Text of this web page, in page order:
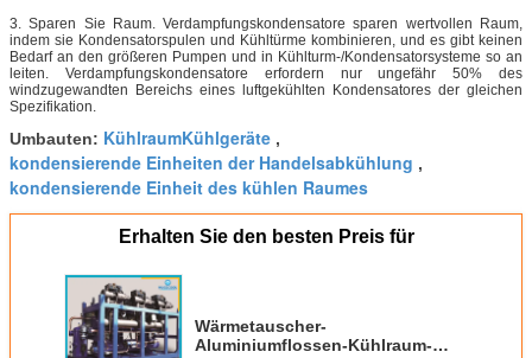
3. Sparen Sie Raum. Verdampfungskondensatore sparen wertvollen Raum,
indem sie Kondensatorspulen und Kühltürme kombinieren, und es gibt keinen
Bedarf an den größeren Pumpen und in Kühlturm-/Kondensatorsysteme so an
leiten. Verdampfungskondensatore erfordern nur ungefähr 50% des
windzugewandten Bereichs eines luftgekühlten Kondensatores der gleichen
Spezifikation.
Umbauten: KühlraumKühlgeräte ,
kondensierende Einheiten der Handelsabkühlung ,
kondensierende Einheit des kühlen Raumes
Erhalten Sie den besten Preis für
Wärmetauscher-
Aluminiumflossen-Kühlraum-